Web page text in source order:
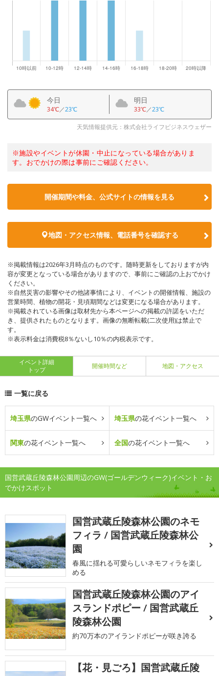
今日
34℃／23℃
明日
33℃／23℃
天気情報提供元：株式会社ライフビジネスウェザー
※施設やイベントが休園・中止になっている場合がありま
す。おでかけの際は事前にご確認ください。
開催期間や料金、公式サイトの情報を見る
地図・アクセス情報、電話番号を確認する
※掲載情報は2026年3月時点のものです。随時更新をしておりますが内
容が変更となっている場合がありますので、事前にご確認の上おでかけ
ください。
※自然災害の影響やその他諸事情により、イベントの開催情報、施設の
営業時間、植物の開花・見頃期間などは変更になる場合があります。
※掲載されている画像は取材先から本ページへの掲載の許諾をいただ
き、提供されたものとなります。画像の無断転載(二次使用)は禁止で
す。
※表示料金は消費税8％ないし10％の内税表示です。
イベント詳細
トップ
開催時間など 地図・アクセス
一覧に戻る
埼玉県のGWイベント一覧へ 埼玉県の花イベント一覧へ
関東の花イベント一覧へ 全国の花イベント一覧へ
国営武蔵丘陵森林公園周辺のGW(ゴールデンウィーク)イベント・お
でかけスポット
国営武蔵丘陵森林公園のネモ
フィラ / 国営武蔵丘陵森林公
園
春風に揺れる可愛らしいネモフィラを楽し
める
国営武蔵丘陵森林公園のアイ
スランドポピー / 国営武蔵丘
陵森林公園
約70万本のアイランドポピーが咲き誇る
【花・見ごろ】国営武蔵丘陵